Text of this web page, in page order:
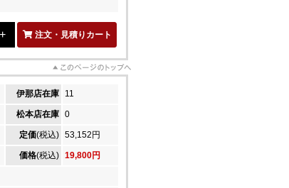
注文・見積りカート
伊那店在庫 11
松本店在庫 0
定価(税込) 53,152円
価格(税込) 19,800円